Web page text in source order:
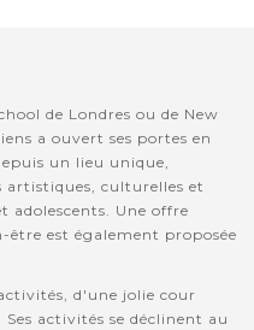
de Londres ou de New
a ouvert ses portes en
un lieu unique,
artistiques, culturelles et
adolescents. Une offre
est également proposée
d'une jolie cour
activités se déclinent au